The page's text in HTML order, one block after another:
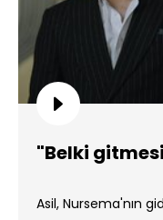
"Belki
Asil, Nursema'nın